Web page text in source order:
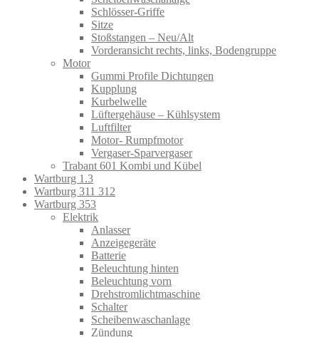
Schlösser-Griffe
Sitze
Stoßstangen – Neu/Alt
Vorderansicht rechts, links, Bodengruppe
Motor
Gummi Profile Dichtungen
Kupplung
Kurbelwelle
Lüftergehäuse – Kühlsystem
Luftfilter
Motor- Rumpfmotor
Vergaser-Sparvergaser
Trabant 601 Kombi und Kübel
Wartburg 1.3
Wartburg 311 312
Wartburg 353
Elektrik
Anlasser
Anzeigegeräte
Batterie
Beleuchtung hinten
Beleuchtung vorn
Drehstromlichtmaschine
Schalter
Scheibenwaschanlage
Zündung